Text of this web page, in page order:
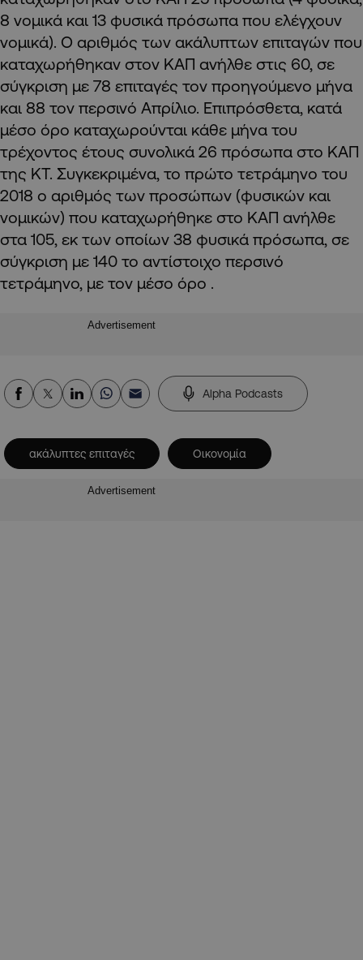
8 νομικά και 13 φυσικά πρόσωπα που ελέγχουν
νομικά). Ο αριθμός των ακάλυπτων επιταγών που
καταχωρήθηκαν στον ΚΑΠ ανήλθε στις 60, σε
σύγκριση με 78 επιταγές τον προηγούμενο μήνα
και 88 τον περσινό Απρίλιο. Επιπρόσθετα, κατά
μέσο όρο καταχωρούνται κάθε μήνα του
τρέχοντος έτους συνολικά 26 πρόσωπα στο ΚΑΠ
της ΚΤ. Συγκεκριμένα, το πρώτο τετράμηνο του
2018 ο αριθμός των προσώπων (φυσικών και
νομικών) που καταχωρήθηκε στο ΚΑΠ ανήλθε
στα 105, εκ των οποίων 38 φυσικά πρόσωπα, σε
σύγκριση με 140 το αντίστοιχο περσινό
τετράμηνο, με τον μέσο όρο .
Advertisement
Alpha Podcasts
ακάλυπτες επιταγές Οικονομία
Advertisement